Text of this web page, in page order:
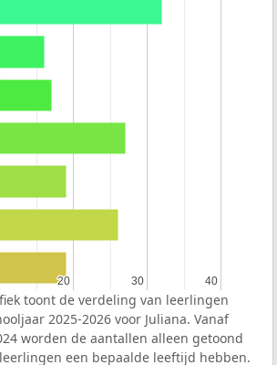
20
20 30
30 40
40
toont de verdeling van leerlingen
2025-2026 voor Juliana. Vanaf
worden de aantallen alleen getoond
een bepaalde leeftijd hebben.